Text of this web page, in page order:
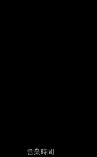
営業時間